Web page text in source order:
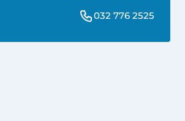
032 776 2525